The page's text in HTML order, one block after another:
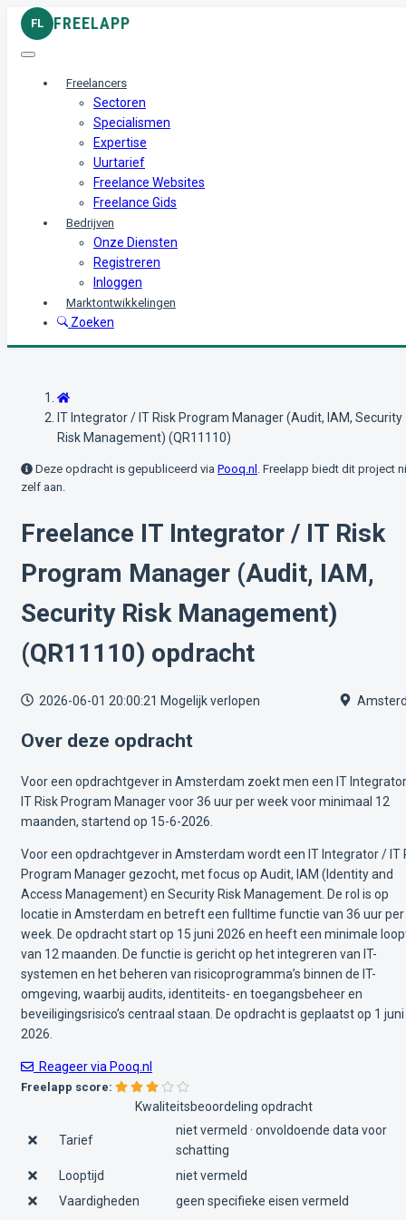
FL FREELAPP
Freelancers
Sectoren
Specialismen
Expertise
Uurtarief
Freelance Websites
Freelance Gids
Bedrijven
Onze Diensten
Registreren
Inloggen
Marktontwikkelingen
Zoeken
IT Integrator / IT Risk Program Manager (Audit, IAM, Security
Risk Management) (QR11110)
Deze opdracht is gepubliceerd via Pooq.nl . Freelapp biedt dit project
zelf aan.
Freelance IT Integrator / IT Risk
Program Manager (Audit, IAM,
Security Risk Management)
(QR11110) opdracht
2026-06-01 20:00:21 Mogelijk verlopen
Over deze opdracht
Voor een opdrachtgever in Amsterdam zoekt men een IT
IT Risk Program Manager voor 36 uur per week voor minimaal 12
maanden, startend op 15-6-2026.
Voor een opdrachtgever in Amsterdam wordt een IT Integrator / IT
Program Manager gezocht, met focus op Audit, IAM (Identity and
Access Management) en Security Risk Management. De rol is op
locatie in Amsterdam en betreft een fulltime functie van 36 uur per
week. De opdracht start op 15 juni 2026 en heeft een minimale
van 12 maanden. De functie is gericht op het integreren van IT-
systemen en het beheren van risicoprogramma’s binnen de IT-
omgeving, waarbij audits, identiteits- en toegangsbeheer en
beveiligingsrisico’s centraal staan. De opdracht is geplaatst op 1 juni
2026.
Reageer via Pooq.nl
Freelapp score:
Kwaliteitsbeoordeling opdracht
Tarief
niet vermeld · onvoldoende data voor
schatting
Looptijd
niet vermeld
Vaardigheden
geen specifieke eisen vermeld